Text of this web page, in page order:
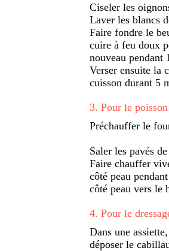
Ciseler les
Laver les blancs
Faire fondre le
cuire à feu doux
nouveau pendant
Verser ensuite la
cuisson durant 5
3. Pour le poisson
Préchauffer le
Saler les pavés
Faire chauffer
côté peau
côté peau vers le
4. Pour le
Dans une
déposer le